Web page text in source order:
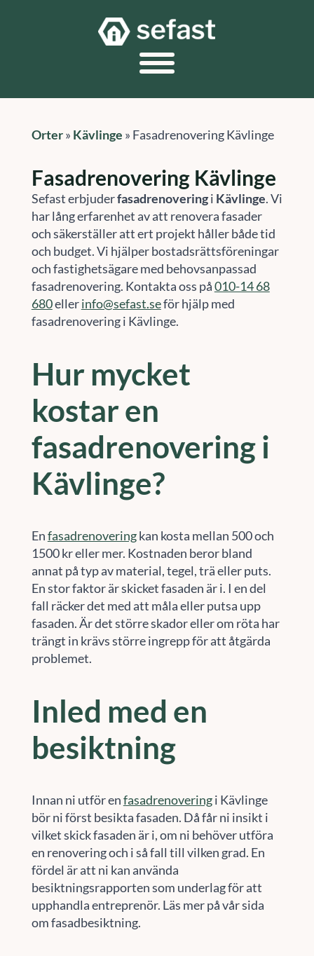
Orter» Kävlinge » Fasadrenovering Kävlinge
Fasadrenovering Kävlinge
Sefast erbjuderfasadrenoveringi Kävlinge. Vi
har lång erfarenhet av att renovera fasader
och säkerställer att ert projekt håller både tid
och budget. Vi hjälper bostadsrättsföreningar
och fastighetsägare med behovsanpassad
fasadrenovering. Kontakta oss på010-14 68
680ellerinfo@sefast.seför hjälp med
fasadrenovering i Kävlinge.
Hur mycket
kostar en
fasadrenovering i
Kävlinge?
Enfasadrenoveringkan kosta mellan 500 och
1500 kr eller mer. Kostnaden beror bland
annat på typ av material, tegel, trä eller puts.
En stor faktor är skicket fasaden är i. I en del
fall räcker det med att måla eller putsa upp
fasaden. Är det större skador eller om röta har
trängt in krävs större ingrepp för att åtgärda
problemet.
Inled med en
besiktning
Innan ni utför enfasadrenoveringi Kävlinge
bör ni först besikta fasaden. Då får ni insikt i
vilket skick fasaden är i, om ni behöver utföra
en renovering och i så fall till vilken grad. En
fördel är att ni kan använda
besiktningsrapporten som underlag för att
upphandla entreprenör. Läs mer på vår sida
om fasadbesiktning.